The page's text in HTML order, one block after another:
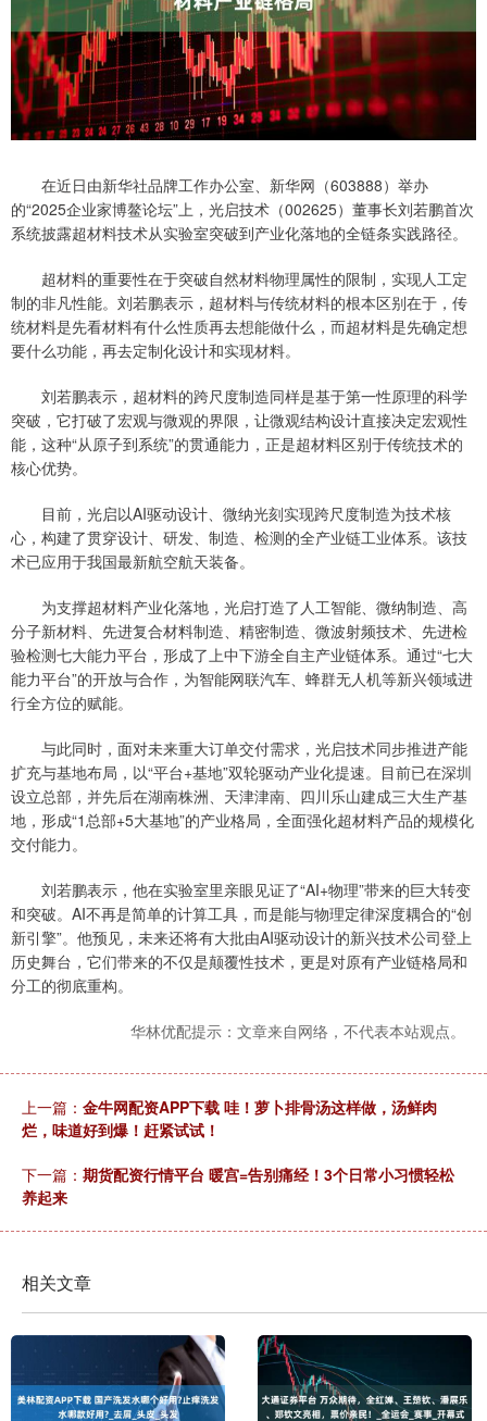
在近日由新华社品牌工作办公室、新华网（603888）举办
的“2025企业家博鳌论坛”上，光启技术（002625）董事长刘若鹏首次
系统披露超材料技术从实验室突破到产业化落地的全链条实践路径。
超材料的重要性在于突破自然材料物理属性的限制，实现人工定
制的非凡性能。刘若鹏表示，超材料与传统材料的根本区别在于，传
统材料是先看材料有什么性质再去想能做什么，而超材料是先确定想
要什么功能，再去定制化设计和实现材料。
刘若鹏表示，超材料的跨尺度制造同样是基于第一性原理的科学
突破，它打破了宏观与微观的界限，让微观结构设计直接决定宏观性
能，这种“从原子到系统”的贯通能力，正是超材料区别于传统技术的
核心优势。
目前，光启以AI驱动设计、微纳光刻实现跨尺度制造为技术核
心，构建了贯穿设计、研发、制造、检测的全产业链工业体系。该技
术已应用于我国最新航空航天装备。
为支撑超材料产业化落地，光启打造了人工智能、微纳制造、高
分子新材料、先进复合材料制造、精密制造、微波射频技术、先进检
验检测七大能力平台，形成了上中下游全自主产业链体系。通过“七大
能力平台”的开放与合作，为智能网联汽车、蜂群无人机等新兴领域进
行全方位的赋能。
与此同时，面对未来重大订单交付需求，光启技术同步推进产能
扩充与基地布局，以“平台+基地”双轮驱动产业化提速。目前已在深圳
设立总部，并先后在湖南株洲、天津津南、四川乐山建成三大生产基
地，形成“1总部+5大基地”的产业格局，全面强化超材料产品的规模化
交付能力。
刘若鹏表示，他在实验室里亲眼见证了“AI+物理”带来的巨大转变
和突破。AI不再是简单的计算工具，而是能与物理定律深度耦合的“创
新引擎”。他预见，未来还将有大批由AI驱动设计的新兴技术公司登上
历史舞台，它们带来的不仅是颠覆性技术，更是对原有产业链格局和
分工的彻底重构。
华林优配提示：文章来自网络，不代表本站观点。
上一篇： 金牛网配资APP下载 哇！萝卜排骨汤这样做，汤鲜肉
烂，味道好到爆！赶紧试试！
下一篇： 期货配资行情平台 暖宫=告别痛经！3个日常小习惯轻松
养起来
相关文章